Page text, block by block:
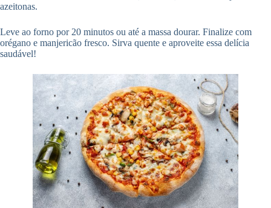
azeitonas.
Leve ao forno por 20 minutos ou até a massa dourar. Finalize com
orégano e manjericão fresco. Sirva quente e aproveite essa delícia
saudável!